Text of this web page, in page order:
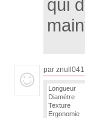
qui
par znull041
Longueur
Diamètre
Texture
Ergonomie